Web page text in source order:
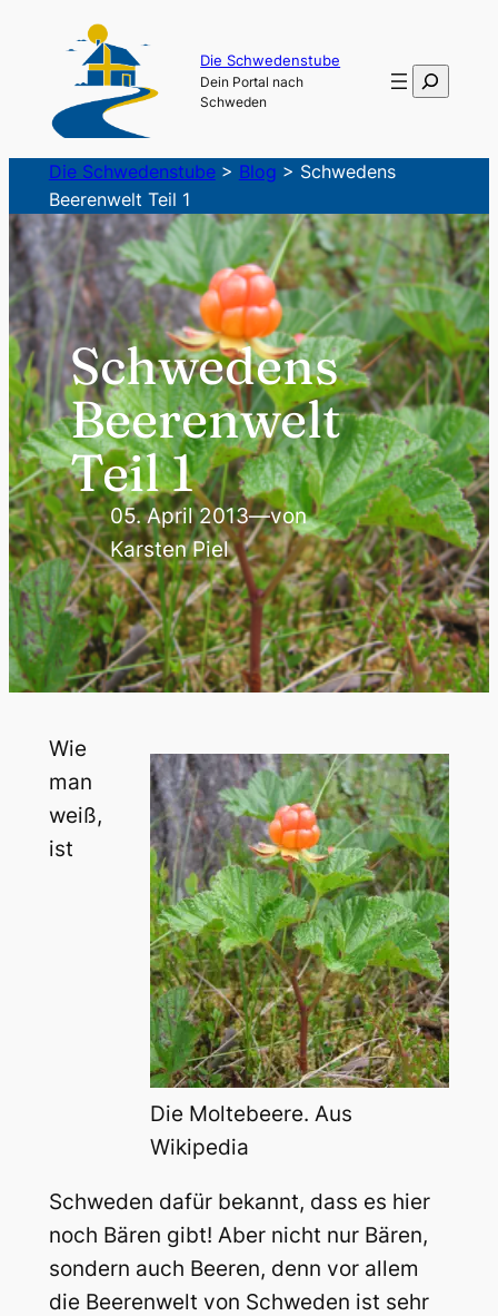
springen
Die Schwedenstube
Dein Portal nach
Schweden
Suchen
Die Schwedenstube> Blog > Schwedens
Beerenwelt Teil 1
Schwedens
Beerenwelt
Teil 1
05. April 2013—von
Karsten Piel
Die Moltebeere. Aus
Wikipedia
Wie
man
weiß,
ist
Schweden dafür bekannt, dass es hier
noch Bären gibt! Aber nicht nur Bären,
sondern auch Beeren, denn vor allem
die Beerenwelt von Schweden ist sehr